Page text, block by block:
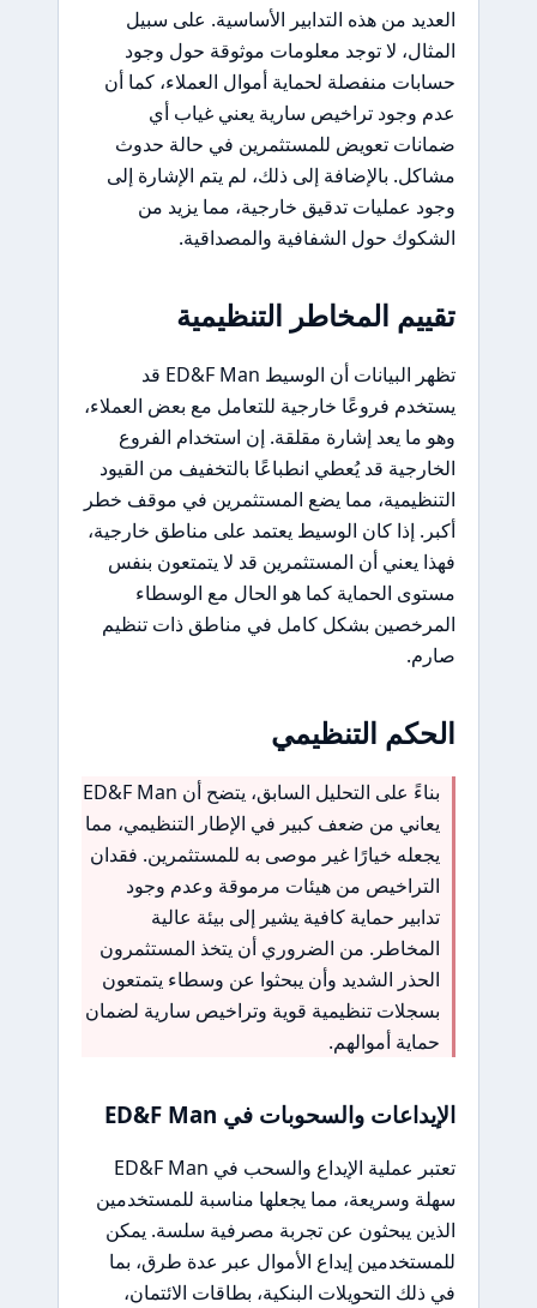
العديد من هذه التدابير الأساسية. على سبيل
المثال، لا توجد معلومات موثوقة حول وجود
حسابات منفصلة لحماية أموال العملاء، كما أن
عدم وجود تراخيص سارية يعني غياب أي
ضمانات تعويض للمستثمرين في حالة حدوث
مشاكل. بالإضافة إلى ذلك، لم يتم الإشارة إلى
وجود عمليات تدقيق خارجية، مما يزيد من
الشكوك حول الشفافية والمصداقية.
تقييم المخاطر التنظيمية
تظهر البيانات أن الوسيط ED&F Man قد
يستخدم فروعًا خارجية للتعامل مع بعض العملاء،
وهو ما يعد إشارة مقلقة. إن استخدام الفروع
الخارجية قد يُعطي انطباعًا بالتخفيف من القيود
التنظيمية، مما يضع المستثمرين في موقف خطر
أكبر. إذا كان الوسيط يعتمد على مناطق خارجية،
فهذا يعني أن المستثمرين قد لا يتمتعون بنفس
مستوى الحماية كما هو الحال مع الوسطاء
المرخصين بشكل كامل في مناطق ذات تنظيم
صارم.
الحكم التنظيمي
بناءً على التحليل السابق، يتضح أن ED&F Man
يعاني من ضعف كبير في الإطار التنظيمي، مما
يجعله خيارًا غير موصى به للمستثمرين. فقدان
التراخيص من هيئات مرموقة وعدم وجود
تدابير حماية كافية يشير إلى بيئة عالية
المخاطر. من الضروري أن يتخذ المستثمرون
الحذر الشديد وأن يبحثوا عن وسطاء يتمتعون
بسجلات تنظيمية قوية وتراخيص سارية لضمان
حماية أموالهم.
الإيداعات والسحوبات في ED&F Man
تعتبر عملية الإيداع والسحب في ED&F Man
سهلة وسريعة، مما يجعلها مناسبة للمستخدمين
الذين يبحثون عن تجربة مصرفية سلسة. يمكن
للمستخدمين إيداع الأموال عبر عدة طرق، بما
في ذلك التحويلات البنكية، بطاقات الائتمان،